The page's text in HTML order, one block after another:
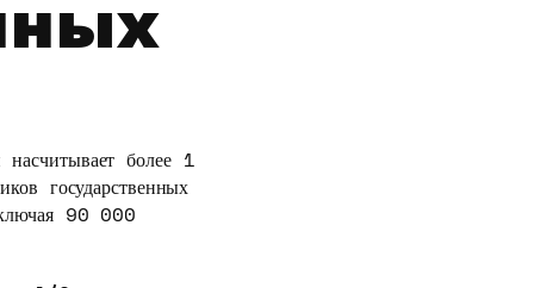
более 1
государственных
90 000